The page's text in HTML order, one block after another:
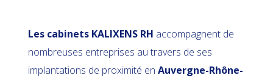
Les cabinets KALIXENS RH accompagnent de
nombreuses entreprises au travers de ses
implantations de proximité enAuvergne-Rhône-